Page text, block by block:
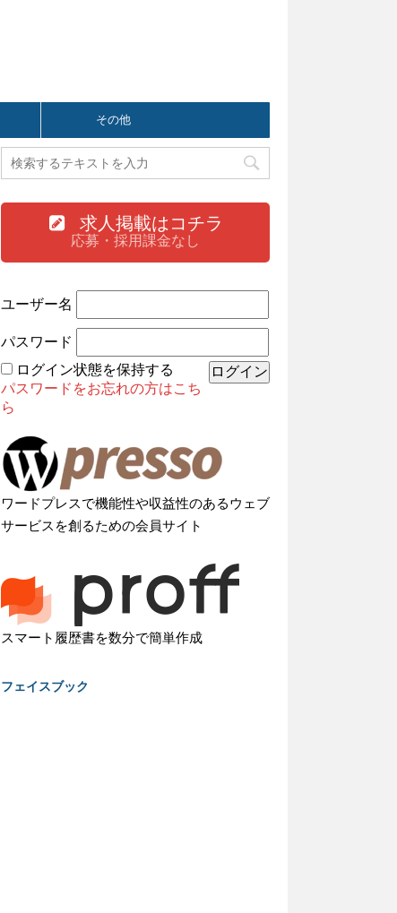
その他
求人掲載はコチラ
応募・採用課金なし
ユーザー名
パスワード
ログイン状態を保持する
パスワードをお忘れの方はこち
ら
ワードプレスで機能性や収益性のあるウェブ
サービスを創るための会員サイト
スマート履歴書を数分で簡単作成
フェイスブック